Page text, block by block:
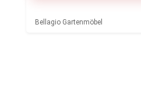
Bellagio Gartenmöbel